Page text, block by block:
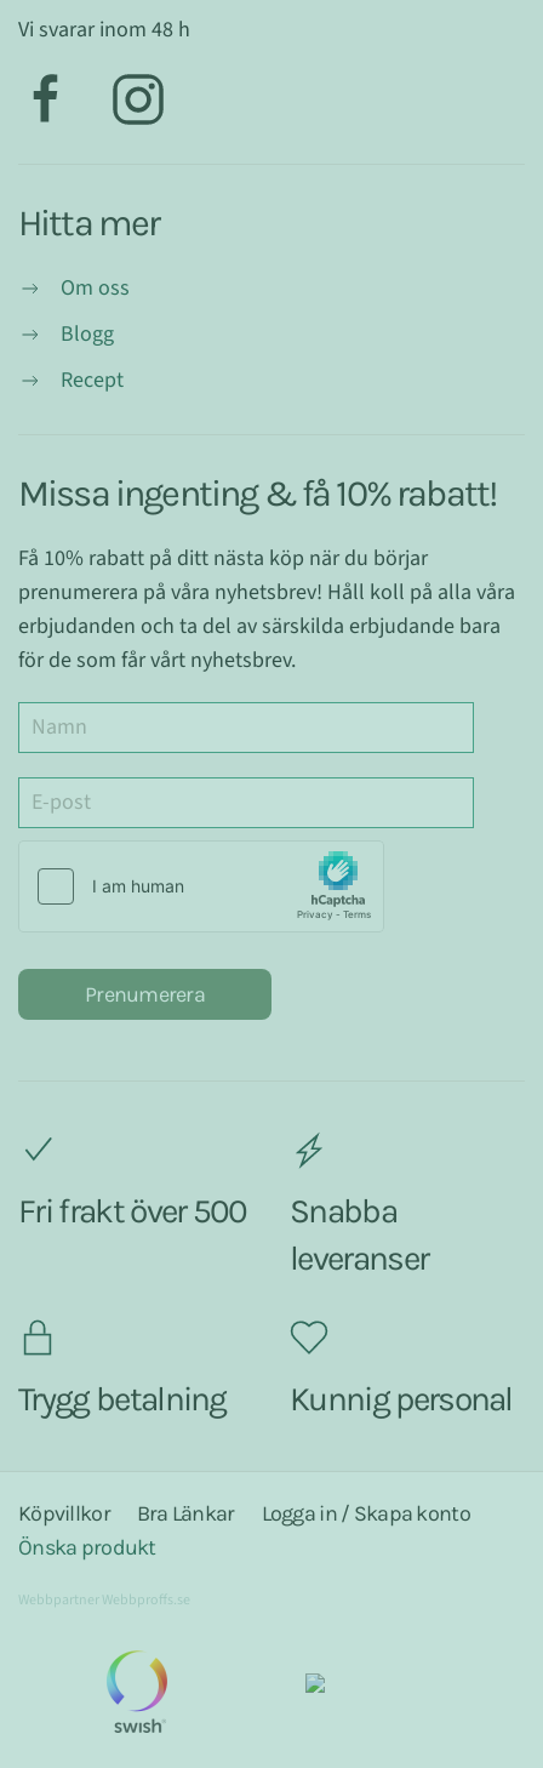
Vi svarar inom 48 h
Hitta mer
Om oss
Blogg
Recept
Missa ingenting & få 10% rabatt!
Få 10% rabatt på ditt nästa köp när du börjar
prenumerera på våra nyhetsbrev! Håll koll på alla våra
erbjudanden och ta del av särskilda erbjudande bara
för de som får vårt nyhetsbrev.
Prenumerera
Fri frakt över 500
Snabba
leveranser
Trygg betalning Kunnig personal
Köpvillkor Bra Länkar
Logga in / Skapa konto
Önska produkt
WebbpartnerWebbproffs.se